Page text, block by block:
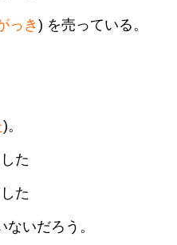
っき ) を売っている。
)。
た
た
いだろう。